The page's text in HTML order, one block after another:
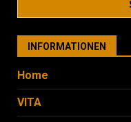
INFORMATIONEN
Home
VITA